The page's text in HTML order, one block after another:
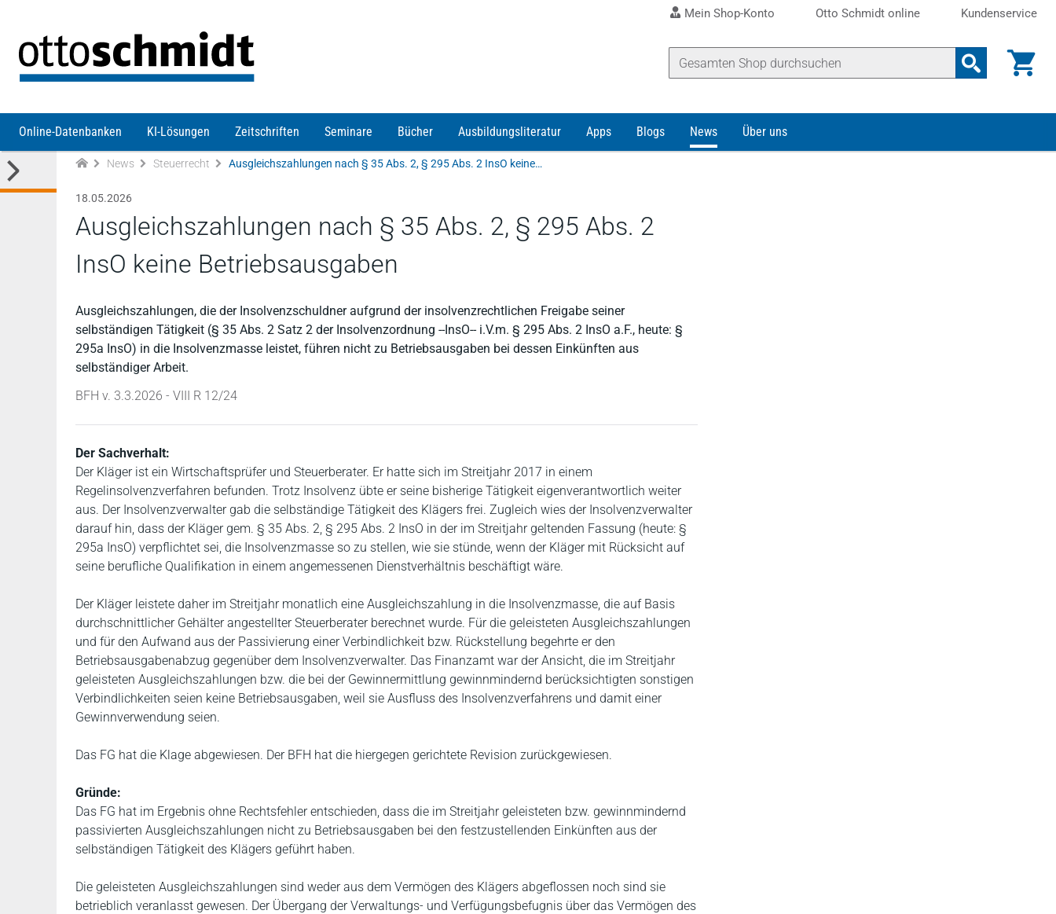
Mein Shop-Konto Otto Schmidt online Kundenservice
Online-Datenbanken KI-Lösungen Zeitschriften Seminare Bücher Ausbildungsliteratur Apps Blogs News Über uns
News Steuerrecht Ausgleichszahlungen nach § 35 Abs. 2, § 295 Abs. 2 InsO keine Betriebsausgaben
18.05.2026
Ausgleichszahlungen nach § 35 Abs. 2, § 295 Abs. 2
InsO keine Betriebsausgaben
Ausgleichszahlungen, die der Insolvenzschuldner aufgrund der insolvenzrechtlichen Freigabe seiner
selbständigen Tätigkeit (§ 35 Abs. 2 Satz 2 der Insolvenzordnung ‑‑InsO‑‑ i.V.m. § 295 Abs. 2 InsO a.F., heute: §
295a InsO) in die Insolvenzmasse leistet, führen nicht zu Betriebsausgaben bei dessen Einkünften aus
selbständiger Arbeit.
BFH v. 3.3.2026 - VIII R 12/24
Der Sachverhalt:
Der Kläger ist ein Wirtschaftsprüfer und Steuerberater. Er hatte sich im Streitjahr 2017 in einem
Regelinsolvenzverfahren befunden. Trotz Insolvenz übte er seine bisherige Tätigkeit eigenverantwortlich weiter
aus. Der Insolvenzverwalter gab die selbständige Tätigkeit des Klägers frei. Zugleich wies der Insolvenzverwalter
darauf hin, dass der Kläger gem. § 35 Abs. 2, § 295 Abs. 2 InsO in der im Streitjahr geltenden Fassung (heute: §
295a InsO) verpflichtet sei, die Insolvenzmasse so zu stellen, wie sie stünde, wenn der Kläger mit Rücksicht auf
seine berufliche Qualifikation in einem angemessenen Dienstverhältnis beschäftigt wäre.
Der Kläger leistete daher im Streitjahr monatlich eine Ausgleichszahlung in die Insolvenzmasse, die auf Basis
durchschnittlicher Gehälter angestellter Steuerberater berechnet wurde. Für die geleisteten Ausgleichszahlungen
und für den Aufwand aus der Passivierung einer Verbindlichkeit bzw. Rückstellung begehrte er den
Betriebsausgabenabzug gegenüber dem Insolvenzverwalter. Das Finanzamt war der Ansicht, die im Streitjahr
geleisteten Ausgleichszahlungen bzw. die bei der Gewinnermittlung gewinnmindernd berücksichtigten sonstigen
Verbindlichkeiten seien keine Betriebsausgaben, weil sie Ausfluss des Insolvenzverfahrens und damit einer
Gewinnverwendung seien.
Das FG hat die Klage abgewiesen. Der BFH hat die hiergegen gerichtete Revision zurückgewiesen.
Gründe:
Das FG hat im Ergebnis ohne Rechtsfehler entschieden, dass die im Streitjahr geleisteten bzw. gewinnmindernd
passivierten Ausgleichszahlungen nicht zu Betriebsausgaben bei den festzustellenden Einkünften aus der
selbständigen Tätigkeit des Klägers geführt haben.
Die geleisteten Ausgleichszahlungen sind weder aus dem Vermögen des Klägers abgeflossen noch sind sie
betrieblich veranlasst gewesen. Der Übergang der Verwaltungs- und Verfügungsbefugnis über das Vermögen des